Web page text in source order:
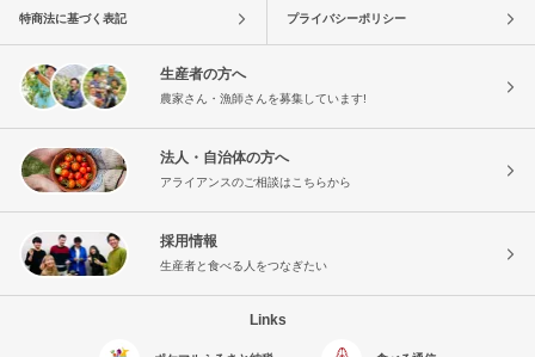
特商法に基づく表記 プライバシーポリシー
生産者の方へ
農家さん・漁師さんを募集しています!
法人・自治体の方へ
アライアンスのご相談はこちらから
採用情報
生産者と食べる人をつなぎたい
Links